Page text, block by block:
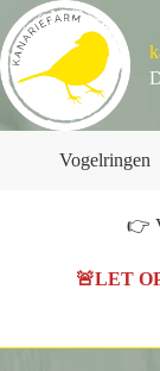
naar
de
inhoud
Vogelringen
👉
🚨LET